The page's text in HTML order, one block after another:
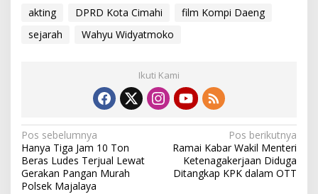
akting DPRD Kota Cimahi
film Kompi Daeng
sejarah
Wahyu Widyatmoko
Ikuti Kami
N
a
v
Pos sebelumnya
Hanya Tiga Jam 10 Ton
Beras Ludes Terjual Lewat
Gerakan Pangan Murah
Polsek Majalaya
Pos berikutnya
Ramai Kabar Wakil Menteri
Ketenagakerjaan Diduga
Ditangkap KPK dalam OTT